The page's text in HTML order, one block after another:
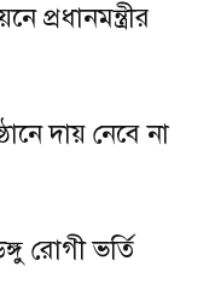
প্রধানমন্ত্রীর
দায় নেবে না
রোগী ভর্তি